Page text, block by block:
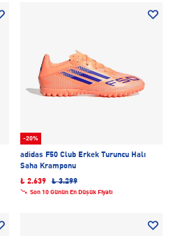
-20%
adidas F50 Club Erkek Turuncu Halı
Saha Kramponu
₺ 2.639
₺ 3.299
Son 10 Günün En Düşük Fiyatı